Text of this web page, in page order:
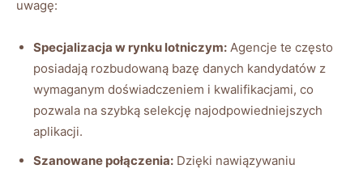
uwagę:
Specjalizacja w rynku lotniczym: Agencje te często
posiadają rozbudowaną bazę danych kandydatów z
wymaganym doświadczeniem i kwalifikacjami, co
pozwala na szybką selekcję najodpowiedniejszych
aplikacji.
Szanowane połączenia: Dzięki nawiązywaniu